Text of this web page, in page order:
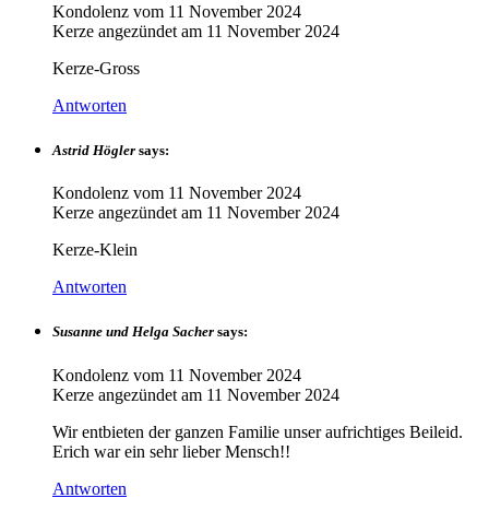
Kondolenz vom 11 November 2024
Kerze angezündet am 11 November 2024
Kerze-Gross
Antworten
Astrid Högler says:
Kondolenz vom 11 November 2024
Kerze angezündet am 11 November 2024
Kerze-Klein
Antworten
Susanne und Helga Sacher says:
Kondolenz vom 11 November 2024
Kerze angezündet am 11 November 2024
Wir entbieten der ganzen Familie unser aufrichtiges Beileid.
Erich war ein sehr lieber Mensch!!
Antworten